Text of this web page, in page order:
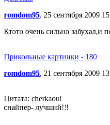
romdom95, 25 сентября 2009
Ктото очень сильно забухал,и
Прикольные картинки - 180
romdom95, 21 сентября 2009
Цитата: cherkaoui
снайпер- лучший!!!